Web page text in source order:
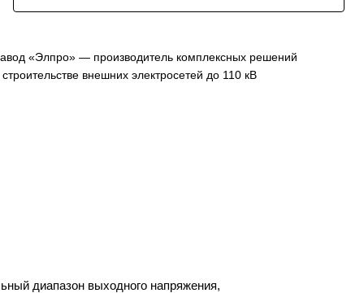
«Элпро» — производитель комплексных решений
строительстве внешних электросетей до 110 кВ
диапазон выходного напряжения,